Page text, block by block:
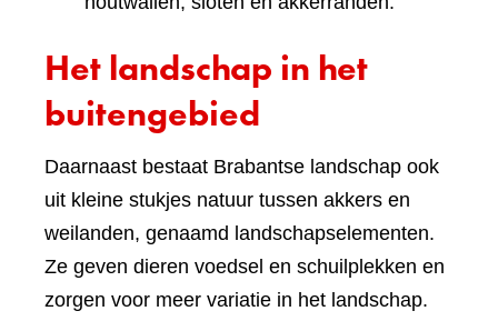
Het landschap in het
buitengebied
Daarnaast bestaat Brabantse landschap ook
uit kleine stukjes natuur tussen akkers en
weilanden, genaamd landschapselementen.
Ze geven dieren voedsel en schuilplekken en
zorgen voor meer variatie in het landschap.